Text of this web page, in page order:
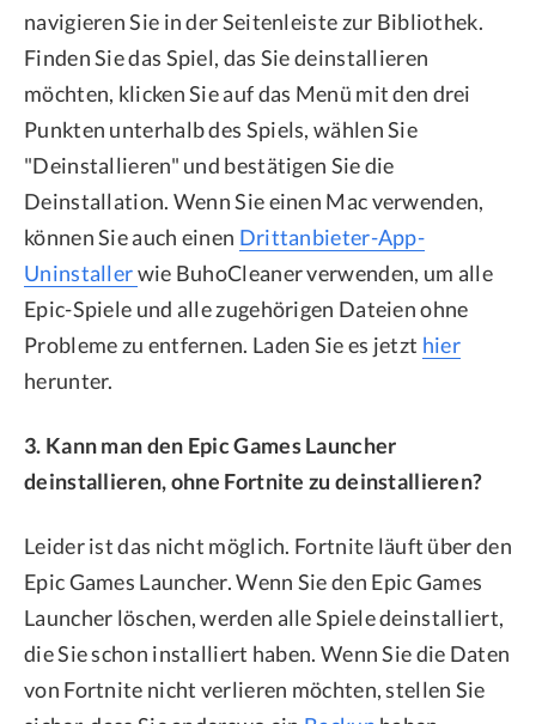
navigieren Sie in der Seitenleiste zur Bibliothek.
Finden Sie das Spiel, das Sie deinstallieren
möchten, klicken Sie auf das Menü mit den drei
Punkten unterhalb des Spiels, wählen Sie
"Deinstallieren" und bestätigen Sie die
Deinstallation. Wenn Sie einen Mac verwenden,
können Sie auch einen Drittanbieter-App-
Uninstallerwie BuhoCleaner verwenden, um alle
Epic-Spiele und alle zugehörigen Dateien ohne
Probleme zu entfernen. Laden Sie es jetzt hier
herunter.
3. Kann man den Epic Games Launcher
deinstallieren, ohne Fortnite zu deinstallieren?
Leider ist das nicht möglich. Fortnite läuft über den
Epic Games Launcher. Wenn Sie den Epic Games
Launcher löschen, werden alle Spiele deinstalliert,
die Sie schon installiert haben. Wenn Sie die Daten
von Fortnite nicht verlieren möchten, stellen Sie